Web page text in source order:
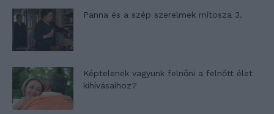
Panna és a szép szerelmek mítosza 3.
Képtelenek vagyunk felnőni a felnőtt élet
kihívásaihoz?